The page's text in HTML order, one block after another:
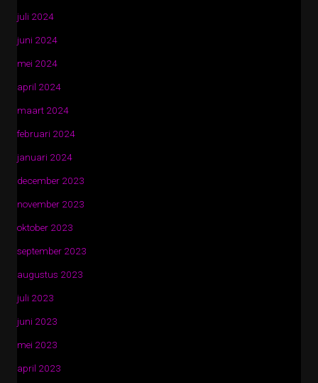
juli 2024
juni 2024
mei 2024
april 2024
maart 2024
februari 2024
januari 2024
december 2023
november 2023
oktober 2023
september 2023
augustus 2023
juli 2023
juni 2023
mei 2023
april 2023